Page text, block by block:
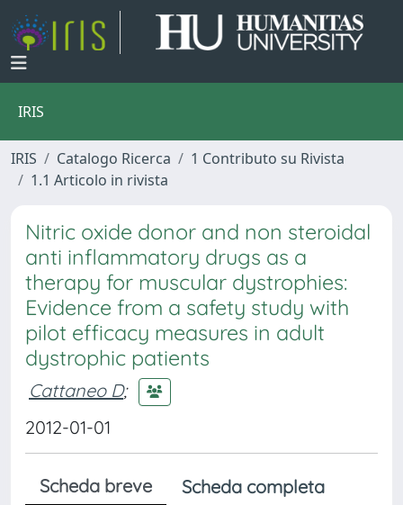
IRIS
IRIS Catalogo Ricerca
1 Contributo su Rivista
1.1 Articolo in rivista
Nitric oxide donor and non steroidal
anti inflammatory drugs as a
therapy for muscular dystrophies:
Evidence from a safety study with
pilot efficacy measures in adult
dystrophic patients
Cattaneo D;
2012-01-01
Scheda breve
Scheda completa